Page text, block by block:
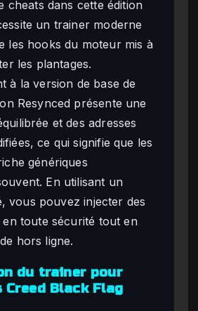
cheats dans cette édition
un trainer moderne
les hooks du moteur mis à
les plantages.
à la version de base de
Resynced présente une
et des adresses
ce qui signifie que les
génériques
En utilisant un
vous pouvez injecter des
en toute sécurité tout en
hors ligne.
du trainer pour
Creed Black Flag